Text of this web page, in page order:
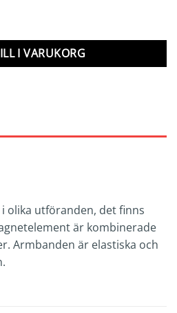
I VARUKORG
olika utföranden, det finns
är kombinerade
Armbanden är elastiska och